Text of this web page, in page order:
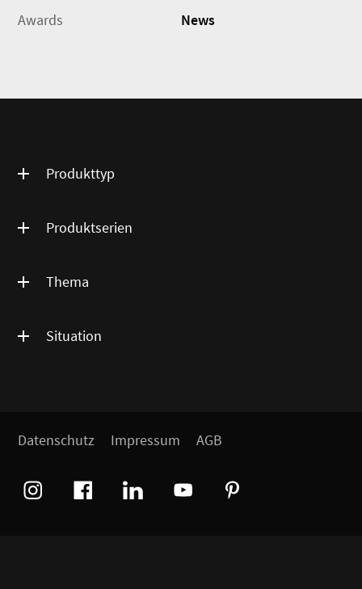
Awards
News
Produkttyp
Produktserien
Thema
Situation
Datenschutz Impressum AGB